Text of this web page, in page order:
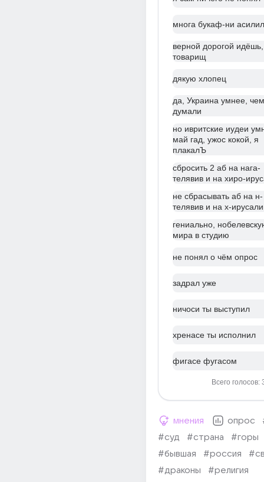
многа букаф-ни асилил
верной дорогой идёшь,
товарищ
дякую хлопец
да, Украина умнее,
думали
но ивритские иудеи
май гад, ужос кокой, я
плакалЪ
сбросить 2 аб на нага-
телявив и на хиро-
не сбрасывать аб на н-
телявив и на х-
гениально,
мира в студию
не понял о чём опрос
задрал уже
ничоси ты выступил
хренасе ты исполнил
фигасе фугасом
Всего голосов:
мнения опрос
#суд
#страна
#горы
#бывшая
#россия
#драконы
#религия